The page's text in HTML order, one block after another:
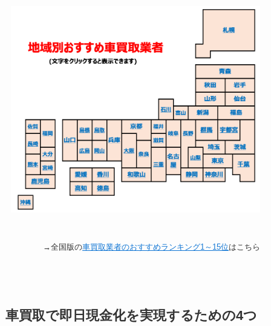
→全国版の車買取業者のおすすめランキング1～15位はこちら
車買取で即日現金化を実現するための4つ